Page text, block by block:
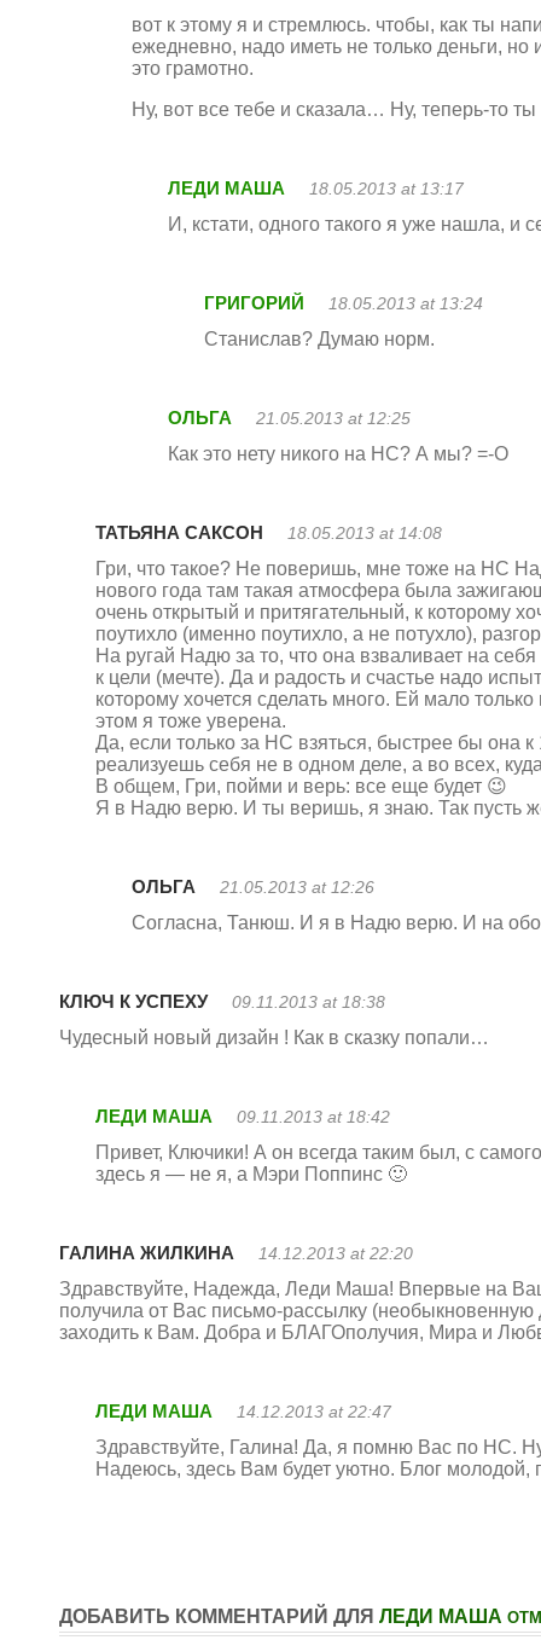
вот к этому я и стремлюсь. чтобы, как ты
ежедневно, надо иметь не только деньги, но
это грамотно.
Ну, вот все тебе и сказала… Ну, теперь-то
ЛЕДИ МАША 18.05.2013 at 13:17
И, кстати, одного такого я уже нашла, и
ГРИГОРИЙ 18.05.2013 at 13:24
Станислав? Думаю норм.
ОЛЬГА 21.05.2013 at 12:25
Как это нету никого на НС? А мы? =-O
ТАТЬЯНА САКСОН 18.05.2013 at 14:08
Гри, что такое? Не поверишь, мне тоже на НС
нового года там такая атмосфера была
очень открытый и притягательный, к которому
поутихло (именно поутихло, а не потухло),
На ругай Надю за то, что она взваливает на
к цели (мечте). Да и радость и счастье надо
которому хочется сделать много. Ей мало
этом я тоже уверена.
Да, если только за НС взяться, быстрее бы она
реализуешь себя не в одном деле, а во всех,
В общем, Гри, пойми и верь: все еще будет 😉
Я в Надю верю. И ты веришь, я знаю. Так пусть
ОЛЬГА 21.05.2013 at 12:26
Согласна, Танюш. И я в Надю верю. И на
КЛЮЧ К УСПЕХУ 09.11.2013 at 18:38
Чудесный новый дизайн ! Как в сказку попали…
ЛЕДИ МАША 09.11.2013 at 18:42
Привет, Ключики! А он всегда таким был, с
здесь я — не я, а Мэри Поппинс 🙂
ГАЛИНА ЖИЛКИНА 14.12.2013 at 22:20
Здравствуйте, Надежда, Леди Маша! Впервые на
получила от Вас письмо-рассылку
заходить к Вам. Добра и БЛАГОполучия, Мира и
ЛЕДИ МАША 14.12.2013 at 22:47
Здравствуйте, Галина! Да, я помню Вас по НС.
Надеюсь, здесь Вам будет уютно. Блог молодой,
ДОБАВИТЬ КОММЕНТАРИЙ ДЛЯ ЛЕДИ МАША